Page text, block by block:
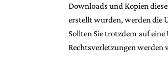
Downloads und Kopien
erstellt wurden, werden die
Sollten Sie trotzdem auf
Rechtsverletzungen